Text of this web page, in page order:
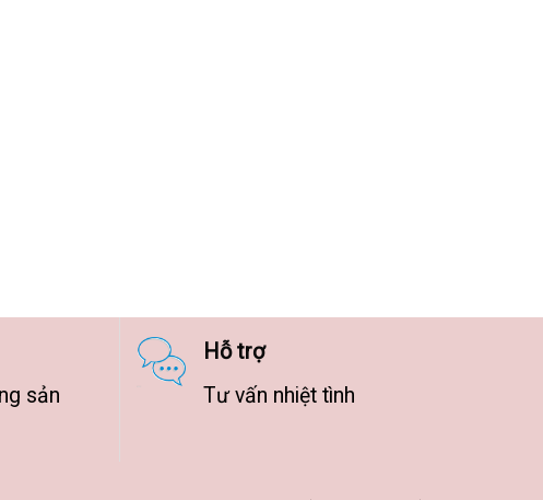
sản
Hỗ trợ
Tư vấn nhiệt tình